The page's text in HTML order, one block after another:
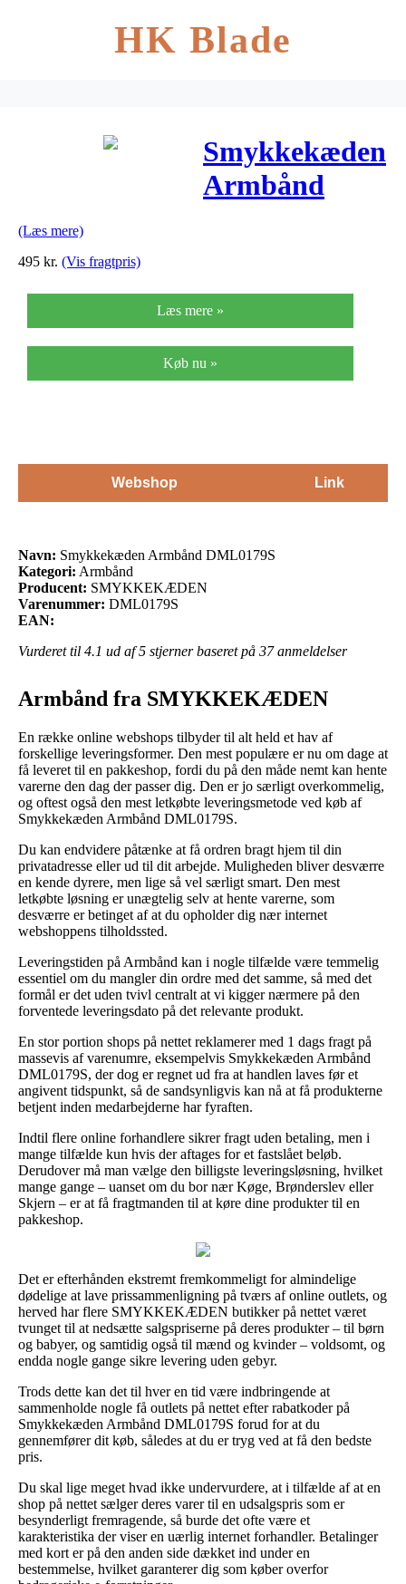
HK Blade
Smykkekæden
Armbånd
(Læs mere)
495 kr. (Vis fragtpris)
Læs mere »
Køb nu »
Webshop Link
Navn: Smykkekæden Armbånd DML0179S
Kategori: Armbånd
Producent: SMYKKEKÆDEN
Varenummer: DML0179S
EAN:
Vurderet til 4.1 ud af 5 stjerner baseret på 37anmeldelser
Armbånd fra SMYKKEKÆDEN
En række online webshops tilbyder til alt held et hav af
forskellige leveringsformer. Den mest populære er nu om dage at
få leveret til en pakkeshop, fordi du på den måde nemt kan hente
varerne den dag der passer dig. Den er jo særligt overkommelig,
og oftest også den mest letkøbte leveringsmetode ved køb af
Smykkekæden Armbånd DML0179S.
Du kan endvidere påtænke at få ordren bragt hjem til din
privatadresse eller ud til dit arbejde. Muligheden bliver desværre
en kende dyrere, men lige så vel særligt smart. Den mest
letkøbte løsning er unægtelig selv at hente varerne, som
desværre er betinget af at du opholder dig nær internet
webshoppens tilholdssted.
Leveringstiden på Armbånd kan i nogle tilfælde være temmelig
essentiel om du mangler din ordre med det samme, så med det
formål er det uden tvivl centralt at vi kigger nærmere på den
forventede leveringsdato på det relevante produkt.
En stor portion shops på nettet reklamerer med 1 dags fragt på
massevis af varenumre, eksempelvis Smykkekæden Armbånd
DML0179S, der dog er regnet ud fra at handlen laves før et
angivent tidspunkt, så de sandsynligvis kan nå at få produkterne
betjent inden medarbejderne har fyraften.
Indtil flere online forhandlere sikrer fragt uden betaling, men i
mange tilfælde kun hvis der aftages for et fastslået beløb.
Derudover må man vælge den billigste leveringsløsning, hvilket
mange gange – uanset om du bor nær Køge, Brønderslev eller
Skjern – er at få fragtmanden til at køre dine produkter til en
pakkeshop.
Det er efterhånden ekstremt fremkommeligt for almindelige
dødelige at lave prissammenligning på tværs af online outlets, og
herved har flere SMYKKEKÆDEN butikker på nettet været
tvunget til at nedsætte salgspriserne på deres produkter – til børn
og babyer, og samtidig også til mænd og kvinder – voldsomt, og
endda nogle gange sikre levering uden gebyr.
Trods dette kan det til hver en tid være indbringende at
sammenholde nogle få outlets på nettet efter rabatkoder på
Smykkekæden Armbånd DML0179S forud for at du
gennemfører dit køb, således at du er tryg ved at få den bedste
pris.
Du skal lige meget hvad ikke undervurdere, at i tilfælde af at en
shop på nettet sælger deres varer til en udsalgspris som er
besynderligt fremragende, så burde det ofte være et
karakteristika der viser en uærlig internet forhandler. Betalinger
med kort er på den anden side dækket ind under en
bestemmelse, hvilket garanterer dig som køber overfor